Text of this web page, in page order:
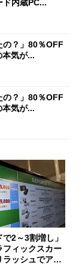
ド内蔵PC...
の？」80％OFF
気が...
の？」80％OFF
気が...
で2～3割増し」
ィックスカー
ラッシュでアキ